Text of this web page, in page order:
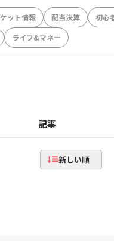
ット情報 配当決算
初心
ライフ&マネー
記事
新しい順